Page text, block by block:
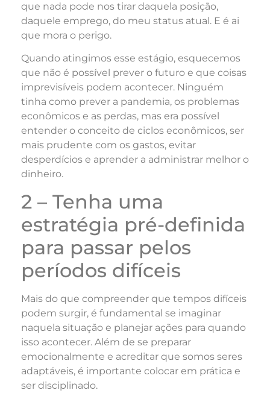
que nada pode nos tirar daquela posição,
daquele emprego, do meu status atual. E é ai
que mora o perigo.
Quando atingimos esse estágio, esquecemos
que não é possível prever o futuro e que coisas
imprevisíveis podem acontecer. Ninguém
tinha como prever a pandemia, os problemas
econômicos e as perdas, mas era possível
entender o conceito de ciclos econômicos, ser
mais prudente com os gastos, evitar
desperdícios e aprender a administrar melhor o
dinheiro.
2 – Tenha uma
estratégia pré-definida
para passar pelos
períodos difíceis
Mais do que compreender que tempos difíceis
podem surgir, é fundamental se imaginar
naquela situação e planejar ações para quando
isso acontecer. Além de se preparar
emocionalmente e acreditar que somos seres
adaptáveis, é importante colocar em prática e
ser disciplinado.